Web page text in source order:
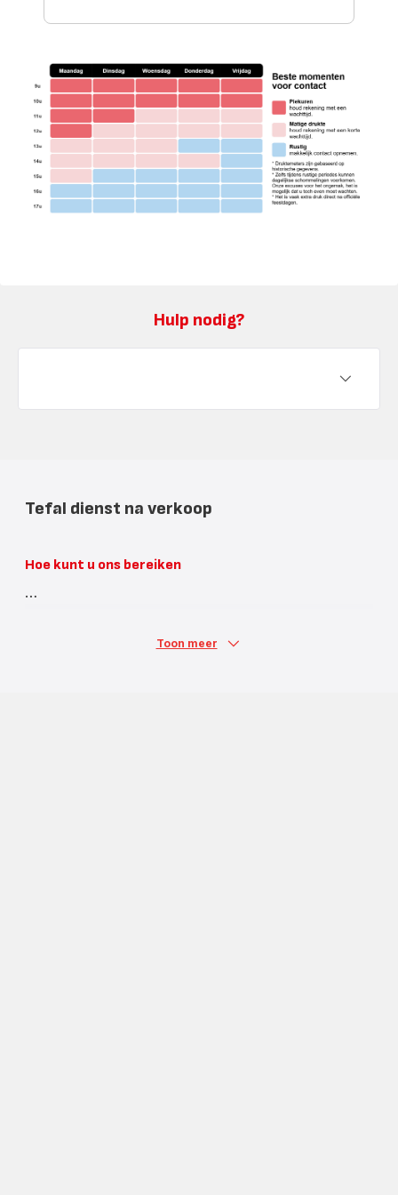
Hulp nodig?
Tefal dienst na verkoop
Hoe kunt u ons bereiken
Toon meer